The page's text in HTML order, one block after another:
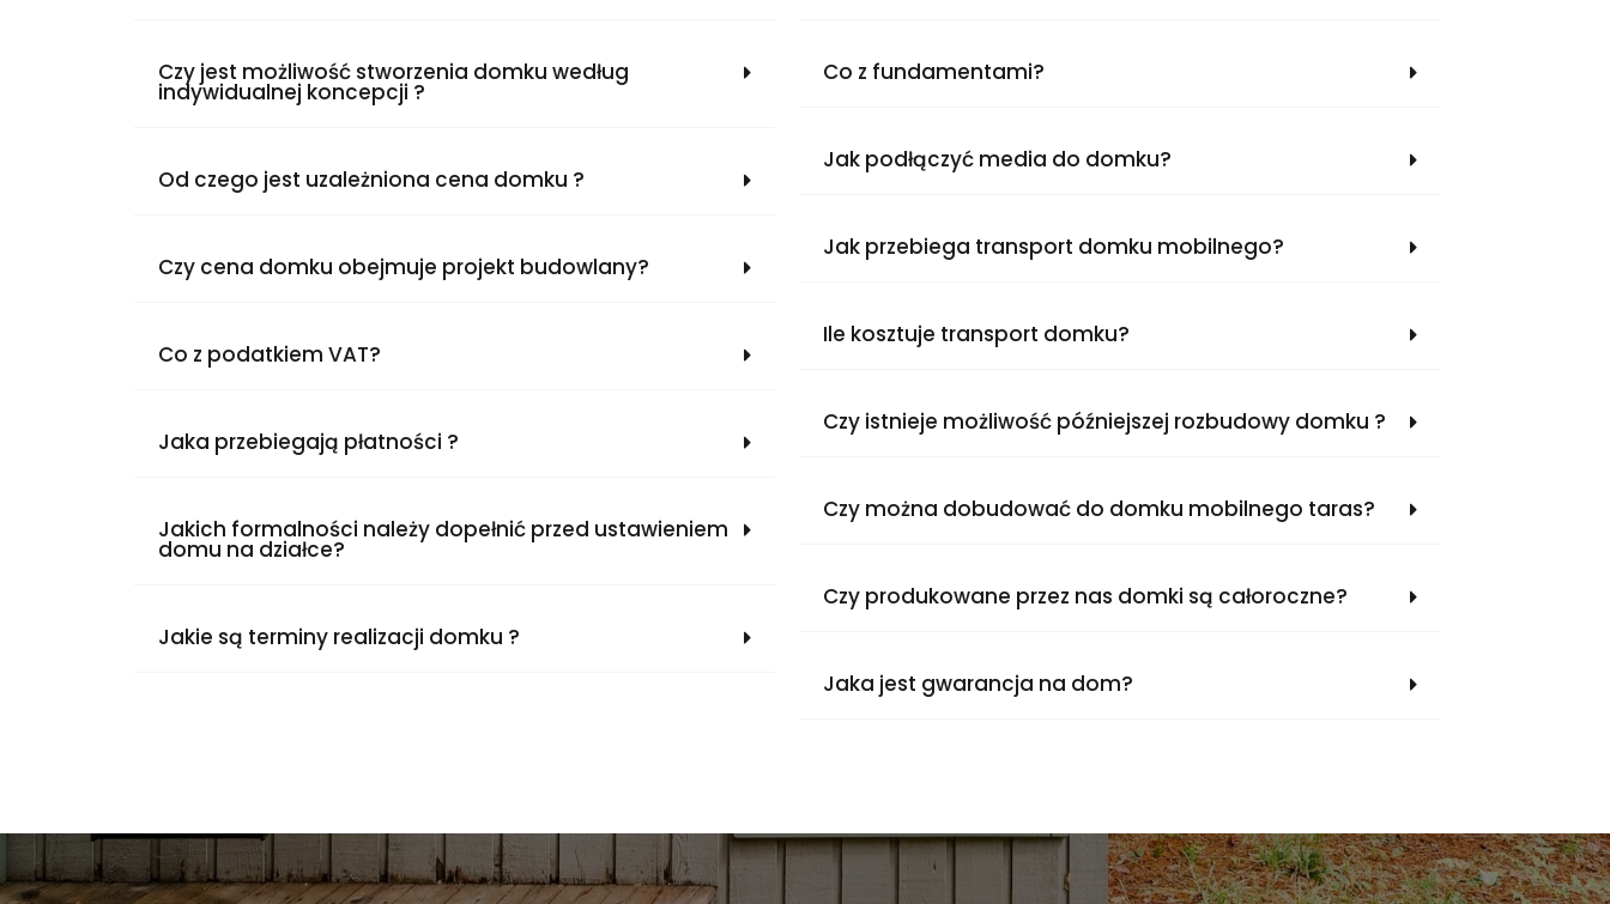
Czy jest możliwość stworzenia domku według
indywidualnej koncepcji ?
Od czego jest uzależniona cena domku ?
Czy cena domku obejmuje projekt budowlany?
Co z podatkiem VAT?
Jaka przebiegają płatności ?
Jakich formalności należy dopełnić przed ustawieniem
domu na działce?
Jakie są terminy realizacji domku ?
Co z fundamentami?
Jak podłączyć media do domku?
Jak przebiega transport domku mobilnego?
Ile kosztuje transport domku?
Czy istnieje możliwość późniejszej rozbudowy domku ?
Czy można dobudować do domku mobilnego taras?
Czy produkowane przez nas domki są całoroczne?
Jaka jest gwarancja na dom?